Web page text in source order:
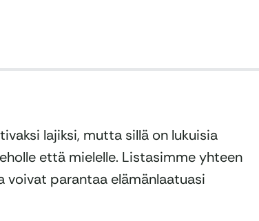
lajiksi, mutta sillä on lukuisia
että mielelle. Listasimme yhteen
voivat parantaa elämänlaatuasi